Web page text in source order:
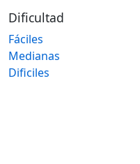
Dificultad
Fáciles
Medianas
Dificiles